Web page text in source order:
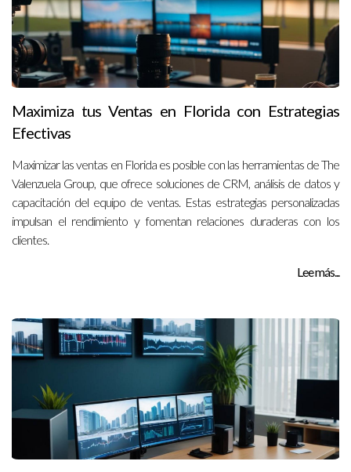
Maximiza tus Ventas en Florida con Estrategias
Efectivas
Maximizar las ventas en Florida es posible con las herramientas de The
Valenzuela Group, que ofrece soluciones de CRM, análisis de datos y
capacitación del equipo de ventas. Estas estrategias personalizadas
impulsan el rendimiento y fomentan relaciones duraderas con los
clientes.
Lee más...